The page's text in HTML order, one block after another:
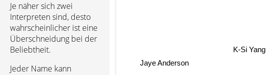
Je näher sich zwei
Interpreten sind, desto
wahrscheinlicher ist eine
Überschneidung bei der
Beliebtheit.
Jeder Name kann
K-Si Yang
Jaye Anderson